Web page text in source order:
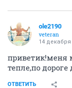
ole2190
veteran
14 декабря
приветик!меня
тепле,по
ОТВЕТИТЬ